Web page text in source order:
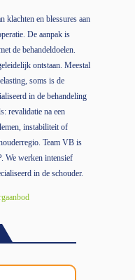
klachten en blessures aan
De aanpak is
de behandeldoelen.
ontstaan. Meestal
soms is de
in de behandeling
revalidatie na een
instabiliteit of
Team VB is
We werken intensief
in de schouder.